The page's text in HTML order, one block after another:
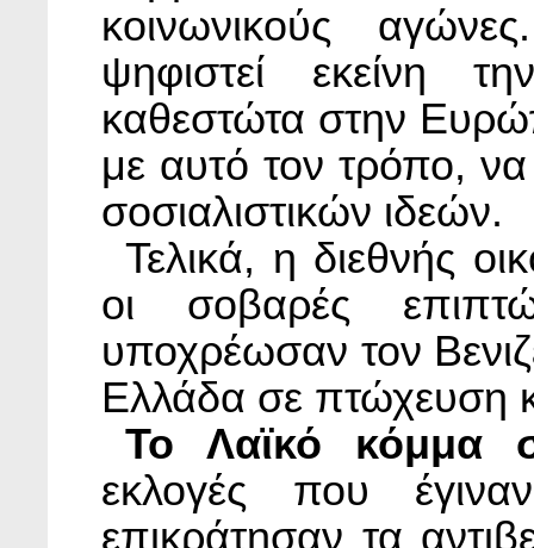
κοινωνικούς
ψηφιστεί εκείνη
καθεστώτα στην
με αυτό τον τρόπο,
σοσιαλιστικών ιδεών.
Τελικά, η διεθνής
οι σοβαρές
υποχρέωσαν τον
Ελλάδα σε πτώχευση
Το Λαϊκό κόμμα
εκλογές που
επικράτησαν τα